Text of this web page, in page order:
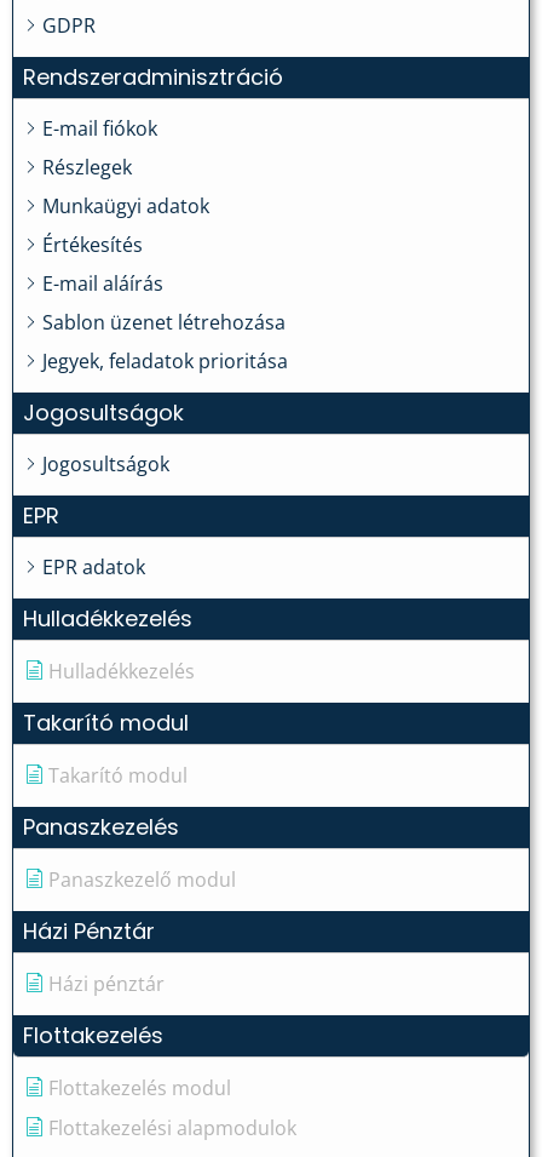
GDPR
Rendszeradminisztráció
E-mail fiókok
Részlegek
Munkaügyi adatok
Értékesítés
E-mail aláírás
Sablon üzenet létrehozása
Jegyek, feladatok prioritása
Jogosultságok
Jogosultságok
EPR
EPR adatok
Hulladékkezelés
Hulladékkezelés
Takarító modul
Takarító modul
Panaszkezelés
Panaszkezelő modul
Házi Pénztár
Házi pénztár
Flottakezelés
Flottakezelés modul
Flottakezelési alapmodulok